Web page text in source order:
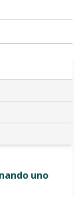
uno